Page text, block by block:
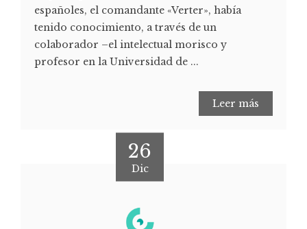
españoles, el comandante «Verter», había
tenido conocimiento, a través de un
colaborador –el intelectual morisco y
profesor en la Universidad de ...
Leer más
26
Dic